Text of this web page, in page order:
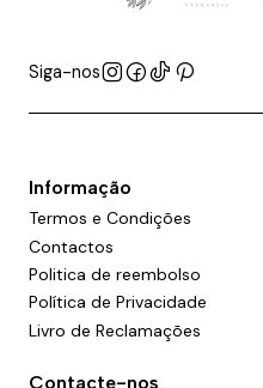
Siga-nos
Informação
Termos e Condições
Contactos
Politica de reembolso
Política de Privacidade
Livro de Reclamações
Contacte-nos